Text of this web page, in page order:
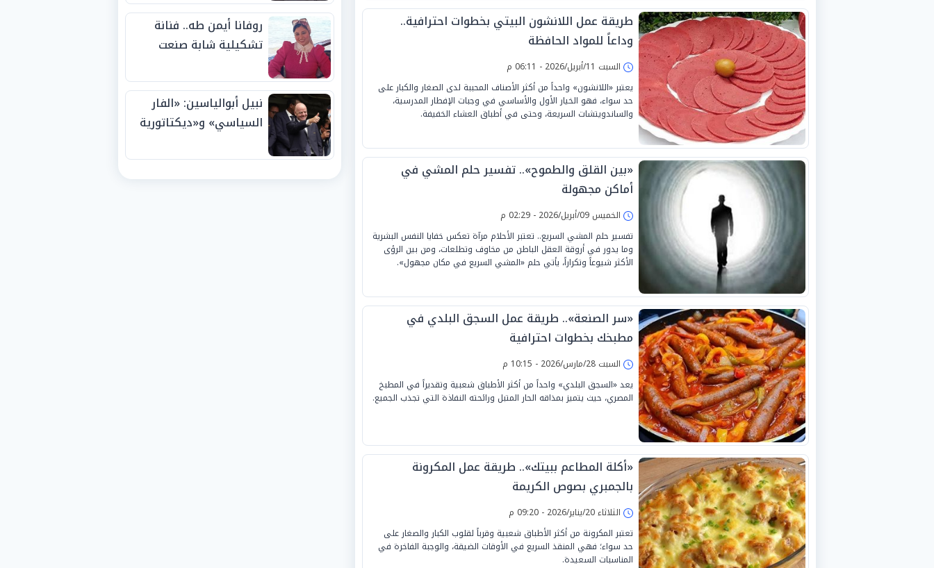
طريقة عمل اللانشون البيتي بخطوات احترافية..
وداعاً للمواد الحافظة
السبت 11/أبريل/2026 - 06:11 م
يعتبر «اللانشون» واحداً من أكثر الأصناف المحببة لدى الصغار والكبار على
حد سواء، فهو الخيار الأول والأساسي في وجبات الإفطار المدرسية،
والساندويتشات السريعة، وحتى في أطباق العشاء الخفيفة.
«بين القلق والطموح».. تفسير حلم المشي في
أماكن مجهولة
الخميس 09/أبريل/2026 - 02:29 م
تفسير حلم المشي السريع.. تعتبر الأحلام مرآة تعكس خفايا النفس البشرية
وما يدور في أروقة العقل الباطن من مخاوف وتطلعات، ومن بين الرؤى
الأكثر شيوعاً وتكراراً، يأتي حلم «المشي السريع في مكان مجهول».
«سر الصنعة».. طريقة عمل السجق البلدي في
مطبخك بخطوات احترافية
السبت 28/مارس/2026 - 10:15 م
يعد «السجق البلدي» واحداً من أكثر الأطباق شعبية وتقديراً في المطبخ
المصري، حيث يتميز بمذاقه الحار المتبل ورائحته النفاذة التي تجذب الجميع.
«أكلة المطاعم ببيتك».. طريقة عمل المكرونة
بالجمبري بصوص الكريمة
الثلاثاء 20/يناير/2026 - 09:20 م
تعتبر المكرونة من أكثر الأطباق شعبية وقرباً لقلوب الكبار والصغار على
حد سواء؛ فهي المنقذ السريع في الأوقات الضيقة، والوجبة الفاخرة في
المناسبات السعيدة.
روفانا أيمن طه.. فنانة
تشكيلية شابة صنعت
الجوائز منذ الصغر
نبيل أبوالياسين: «الفار
السياسي» و«ديكتاتورية
الفيفا».. وإقالة